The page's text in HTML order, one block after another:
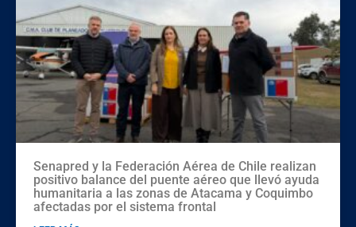
Senapred y la Federación Aérea de Chile realizan
positivo balance del puente aéreo que llevó ayuda
humanitaria a las zonas de Atacama y Coquimbo
afectadas por el sistema frontal